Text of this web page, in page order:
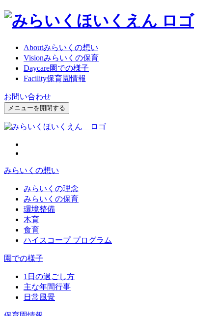
Aboutみらいくの想い
Visionみらいくの保育
Daycare園での様子
Facility保育園情報
お問い合わせ
メニューを開閉する
みらいくの想い
みらいくの理念
みらいくの保育
環境整備
木育
食育
ハイスコープ プログラム
園での様子
1日の過ごし方
主な年間行事
日常風景